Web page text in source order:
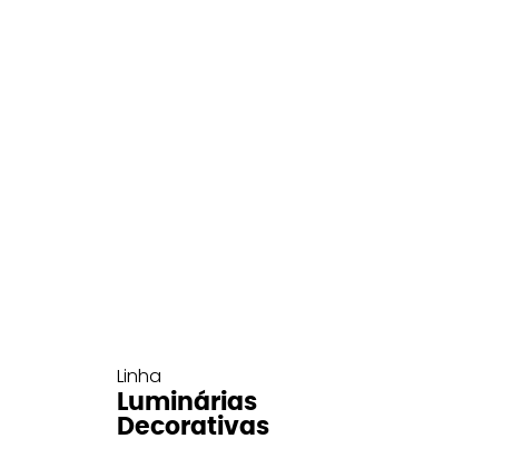
Linha
Luminárias
Decorativas